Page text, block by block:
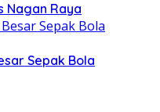
Nagan Raya
Sepak Bola